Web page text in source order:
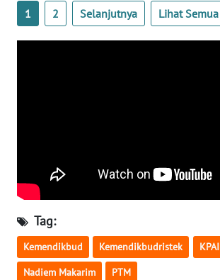
1 2 Selanjutnya Lihat Semua
Tag:
Kemendikbud Kemendikbudristek KPAI
Nadiem Makarim PTM
WN
JAMBI
WN
SULTENG
WN
SULBAR